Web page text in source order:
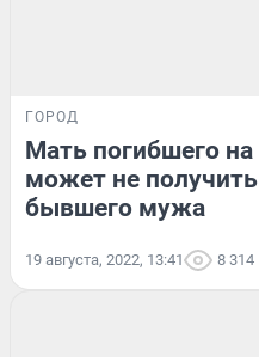
ГОРОД
Мать погибшего
может не
бывшего мужа
19 августа, 2022, 13:41 8 314